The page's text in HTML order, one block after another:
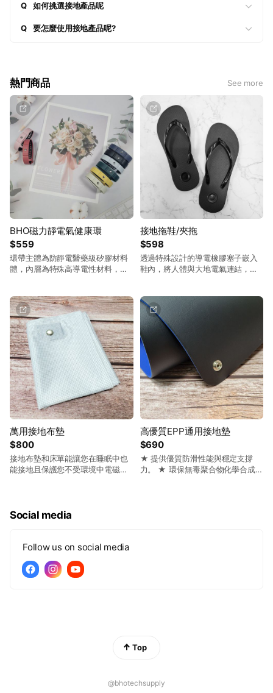
Q
如何挑選接地產品呢
Q
要怎麼使用接地產品呢?
熱門商品 See more
$559
BHO磁力靜電氣健康環
環帶主體為防靜電醫藥級矽膠材料
體，內層為特殊高導電性材料，穿
定律，電位能導引血液中的帶電離
子順利在血管中運行，以提高血液
循環能力， 並利用主體上的金屬導
體藉由CORONA電暈放電方式以自
然方式與環境平衡電位，使人體維
持不受靜電干擾。放電金屬導體中
的特製磁石，可利用磁力線快速將
靜電環內游離電子集中至金屬導
體，加速排放的速度，以便更快達
成電位平衡。 注意事項 : 由於體質
不同，初次使用有可能出現頭暈、
血液循環加速、皮膚些微起疹等正
常排毒現象，因循環促進與能量流
動所造成，繼續使用後將可改善，
若感不適亦可先縮短配戴時間待身
體適應後再慢慢增加使用時間。
$598
接地拖鞋/夾拖
透過特殊設計的導電橡膠塞子嵌入
鞋內，將人體與大地電氣連結，讓
能接收大自然能量，幫助循環，舒
緩疲勞。 鞋材使用高優質橡膠發泡
及柔軟PVC鞋帶，耐穿、美觀大方
又舒適。
$800
萬用接地布墊
接地布墊和床單能讓您在睡眠中也
能接地且保護您不受環境中電磁場
將赤腳或身體任何部位放在床單上
佳。
$690
高優質EPP通用接地墊
★ 提供優質防滑性能與穩定支撐
力。 ★ 環保無毒聚合物化學合成,
Social media
Follow us on social media
Top
@bhotechsupply